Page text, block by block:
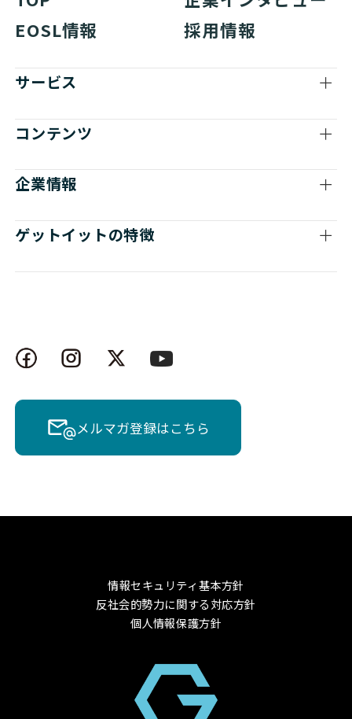
EOSL情報
採用情報
サービス
コンテンツ
企業情報
ゲットイットの特徴
メルマガ登録はこちら
情報セキュリティ基本方針
反社会的勢力に関する対応方針
個人情報保護方針